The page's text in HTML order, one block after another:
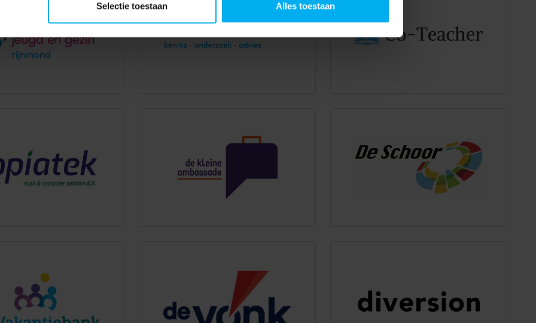
Selectie toestaan Alles toestaan